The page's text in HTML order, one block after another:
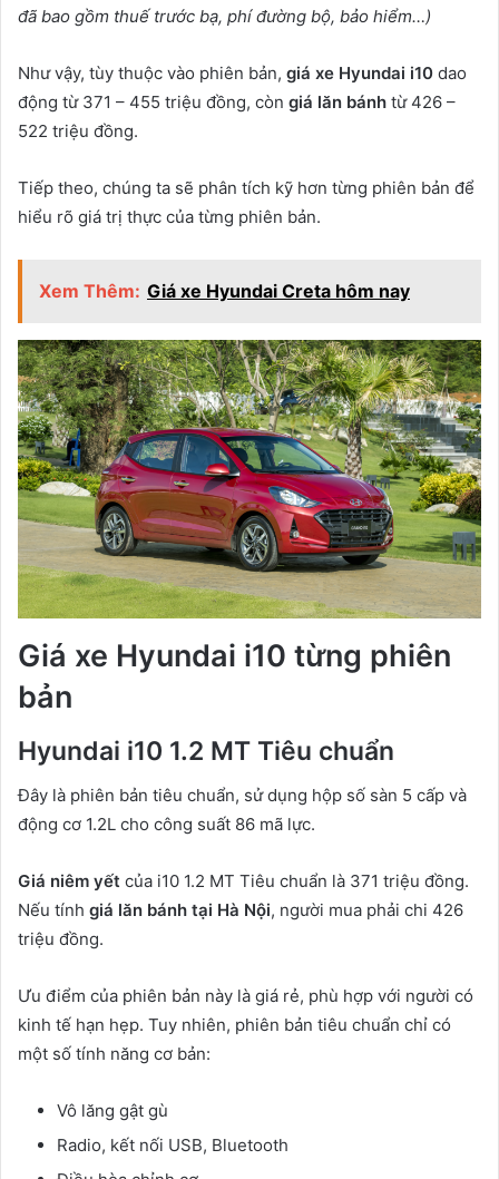
đã bao gồm thuế trước bạ, phí đường bộ, bảo hiểm…)
Như vậy, tùy thuộc vào phiên bản, giá xe Hyundai i10 dao
động từ 371 – 455 triệu đồng, còn giá lăn bánh từ 426 –
522 triệu đồng.
Tiếp theo, chúng ta sẽ phân tích kỹ hơn từng phiên bản để
hiểu rõ giá trị thực của từng phiên bản.
Xem Thêm: Giá xe Hyundai Creta hôm nay
Giá xe Hyundai i10 từng phiên
bản
Hyundai i10 1.2 MT Tiêu chuẩn
Đây là phiên bản tiêu chuẩn, sử dụng hộp số sàn 5 cấp và
động cơ 1.2L cho công suất 86 mã lực.
Giá niêm yết của i10 1.2 MT Tiêu chuẩn là 371 triệu đồng.
Nếu tính giá lăn bánh tại Hà Nội, người mua phải chi 426
triệu đồng.
Ưu điểm của phiên bản này là giá rẻ, phù hợp với người có
kinh tế hạn hẹp. Tuy nhiên, phiên bản tiêu chuẩn chỉ có
một số tính năng cơ bản:
Vô lăng gật gù
Radio, kết nối USB, Bluetooth